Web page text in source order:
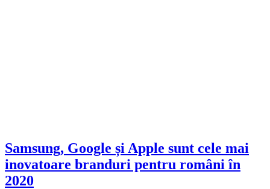
Samsung, Google și Apple sunt cele mai
inovatoare branduri pentru români în
2020